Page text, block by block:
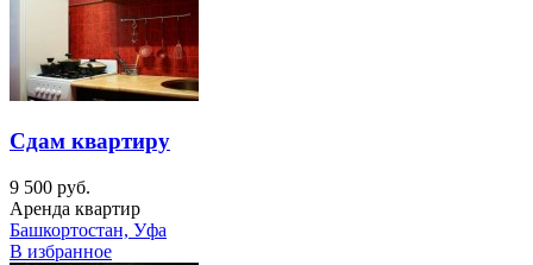
Сдам квартиру
9 500 руб.
Аренда квартир
Башкортостан, Уфа
В избранное